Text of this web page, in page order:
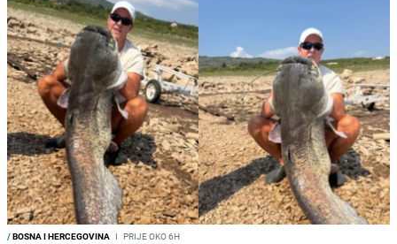
/BOSNA I HERCEGOVINA I PRIJE OKO 6H